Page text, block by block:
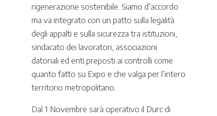
rigenerazione sostenibile. Siamo d’accordo
ma va integrato con un patto sulla legalità
degli appalti e sulla sicurezza tra istituzioni,
sindacato dei lavoratori, associazioni
datoriali ed enti preposti ai controlli come
quanto fatto su Expo e che valga per l’intero
territorio metropolitano.
Dal 1 Novembre sarà operativo il Durc di